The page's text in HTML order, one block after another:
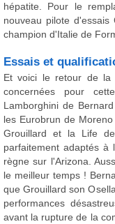
hépatite. Pour le
nouveau pilote
champion d'Italie de
Essais et
Et voici le retour de la
concernées pour
Lamborghini de
les Eurobrun de
Grouillard et la Life
parfaitement adaptés à
règne sur l'Arizona.
le meilleur temps !
que Grouillard son
performances
avant la rupture de la